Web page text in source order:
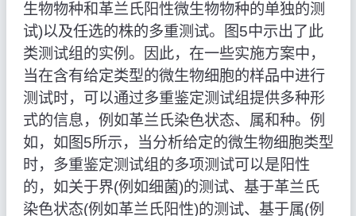
生物物种和革兰氏阳性微生物物种的单独的测
试)以及任选的株的多重测试。图5中示出了此
类测试组的实例。因此，在一些实施方案中，
当在含有给定类型的微生物细胞的样品中进行
测试时，可以通过多重鉴定测试组提供多种形
式的信息，例如革兰氏染色状态、属和种。例
如，如图5所示，当分析给定的微生物细胞类型
时，多重鉴定测试组的多项测试可以是阳性
的，如关于界(例如细菌)的测试、基于革兰氏
染色状态(例如革兰氏阳性)的测试、基于属(例